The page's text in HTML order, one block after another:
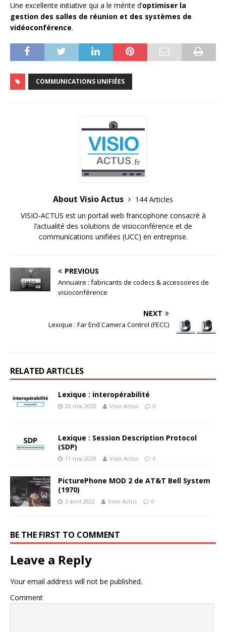
Une excellente initiative qui a le mérite d’optimiser la
gestion des salles de réunion et des systèmes de
vidéoconférence.
COMMUNICATIONS UNIFIÉES
About Visio Actus
144 Articles
VISIO-ACTUS est un portail web francophone consacré à
l’actualité des solutions de visioconférence et de
communications unifiées (UCC) en entreprise.
PREVIOUS
Annuaire : fabricants de codecs & accessoires de
visioconférence
NEXT
Lexique : Far End Camera Control (FECC)
RELATED ARTICLES
Lexique : interopérabilité
20 mai 2020 Visio Actus 0
Lexique : Session Description Protocol
(SDP)
11 mai 2020 Visio Actus 0
PicturePhone MOD 2 de AT&T Bell System
(1970)
3 avril 2022 Visio Actus 0
BE THE FIRST TO COMMENT
Leave a Reply
Your email address will not be published.
Comment